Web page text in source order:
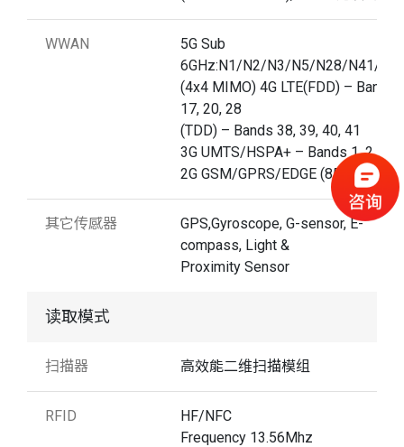
WWAN
5G Sub
6GHz:N1/N2/N3/N5/N28/N41/
(4x4 MIMO) 4G LTE(FDD) – Bands
17, 20, 28
(TDD) – Bands 38, 39, 40, 41
3G UMTS/HSPA+ – Bands 1, 2, 5, 8
2G GSM/GPRS/EDGE (850/900/
其它传感器
GPS,Gyroscope, G-sensor, E-
compass, Light &
Proximity Sensor
读取模式
扫描器 高效能二维扫描模组
RFID
HF/NFC
Frequency 13.56Mhz